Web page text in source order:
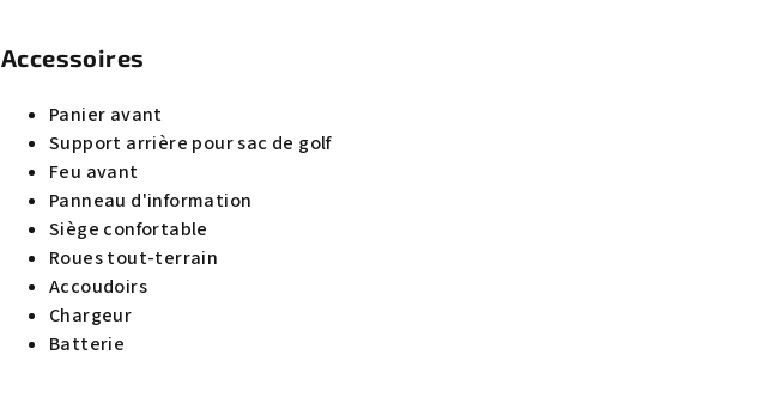
Accessoires
Panier avant
Support arrière pour sac de golf
Feu avant
Panneau d'information
Siège confortable
Roues tout-terrain
Accoudoirs
Chargeur
Batterie